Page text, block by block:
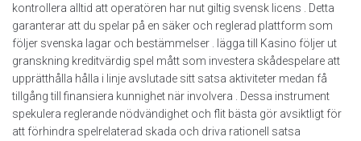
kontrollera alltid att operatören har nut giltig svensk licens . Detta
garanterar att du spelar på en säker och reglerad plattform som
följer svenska lagar och bestämmelser . lägga till Kasino följer ut
granskning kreditvärdig spel mått som investera skådespelare att
upprätthålla hålla i linje avslutade sitt satsa aktiviteter medan få
tillgång till finansiera kunnighet när involvera . Dessa instrument
spekulera reglerande nödvändighet och flit bästa gör avsiktligt för
att förhindra spelrelaterad skada och driva rationell satsa